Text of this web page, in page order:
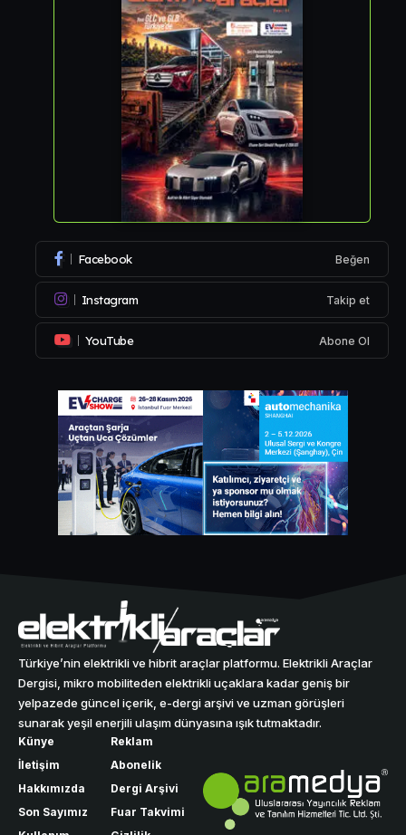
Facebook Beğen
Instagram Takip et
YouTube Abone Ol
Türkiye’nin elektrikli ve hibrit araçlar platformu. Elektrikli Araçlar
Dergisi, mikro mobiliteden elektrikli uçaklara kadar geniş bir
yelpazede güncel içerik, e-dergi arşivi ve uzman görüşleri
sunarak yeşil enerjili ulaşım dünyasına ışık tutmaktadır.
Künye
İletişim
Hakkımızda
Son Sayımız
Reklam
Abonelik
Dergi Arşivi
Fuar Takvimi